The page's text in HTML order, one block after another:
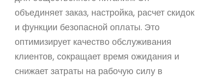
объединяет заказ, настройка, расчет скидок
и функции безопасной оплаты. Это
оптимизирует качество обслуживания
клиентов, сокращает время ожидания и
снижает затраты на рабочую силу в